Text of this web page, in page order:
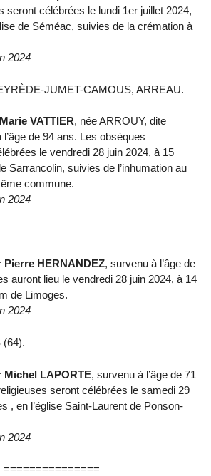
seront célébrées le lundi 1er juillet 2024,
de Séméac, suivies de la crémation à
2024
JUMET-CAMOUS, ARREAU.
VATTIER, née ARROUY, dite
de 94 ans. Les obsèques
le vendredi 28 juin 2024, à 15
Sarrancolin, suivies de l’inhumation au
commune.
2024
Pierre HERNANDEZ, survenu à l’âge de
auront lieu le vendredi 28 juin 2024, à 14
de Limoges.
2024
(64).
Michel LAPORTE, survenu à l’âge de 71
seront célébrées le samedi 29
, en l’église Saint-Laurent de Ponson-
2024
===============